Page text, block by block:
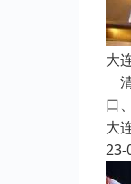
大
口
大
23-